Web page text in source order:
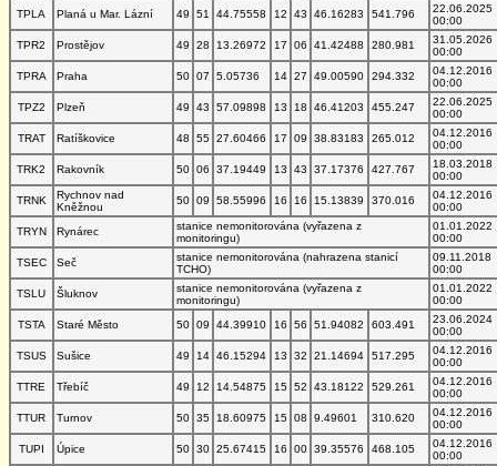
TPLA
Planá u Mar. Lázní 49 51 44.75558 12 43 46.16283 541.796
22.06.2025
00:00
TPR2
Prostějov 49 28 13.26972 17 06 41.42488 280.981
31.05.2026
00:00
TPRA
Praha 50 07 5.05736 14 27 49.00590 294.332
04.12.2016
00:00
TPZ2
Plzeň 49 43 57.09898 13 18 46.41203 455.247
22.06.2025
00:00
TRAT
Ratíškovice 48 55 27.60466 17 09 38.83183 265.012
04.12.2016
00:00
TRK2
Rakovník 50 06 37.19449 13 43 37.17376 427.767
18.03.2018
00:00
TRNK
Rychnov nad
Kněžnou
50 09 58.55996 16 16 15.13839 370.016
04.12.2016
00:00
TRYN
Rynárec
stanice nemonitorována (vyřazena z
monitoringu)
01.01.2022
00:00
TSEC
Seč
stanice nemonitorována (nahrazena stanicí
TCHO)
09.11.2018
00:00
TSLU
Šluknov
stanice nemonitorována (vyřazena z
monitoringu)
01.01.2022
00:00
TSTA
Staré Město 50 09 44.39910 16 56 51.94082 603.491
23.06.2024
00:00
TSUS
Sušice 49 14 46.15294 13 32 21.14694 517.295
04.12.2016
00:00
TTRE
Třebíč 49 12 14.54875 15 52 43.18122 529.261
04.12.2016
00:00
TTUR
Turnov 50 35 18.60975 15 08 9.49601 310.620
04.12.2016
00:00
TUPI
Úpice 50 30 25.67415 16 00 39.35576 468.105
04.12.2016
00:00